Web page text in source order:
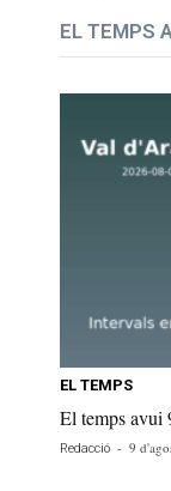
EL TEMPS
EL TEMPS
El temps avui
Redacció - 9